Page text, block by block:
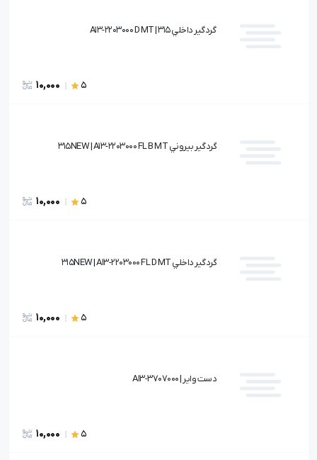
گردگير داخلي 315 | A13-2203000 D MT
5
10,000
گردگير بيروني 315NEW | A13-2203000 FL B MT
5
10,000
گردگير داخلي 315NEW | A13-2203000 FL D MT
5
10,000
دست وایر | A13-3707000
5
10,000